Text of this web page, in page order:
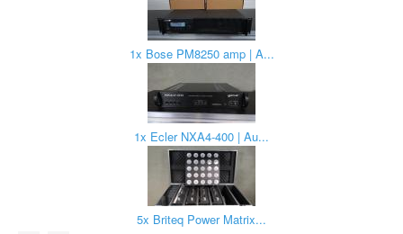
1x Bose PM8250 amp | A...
1x Ecler NXA4-400 | Au...
5x Briteq Power Matrix...